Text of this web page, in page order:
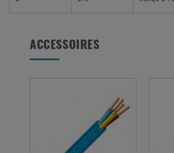
ACCESSOIRES